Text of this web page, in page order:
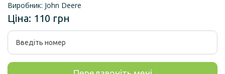
Виробник: John Deere
Ціна: 110 грн